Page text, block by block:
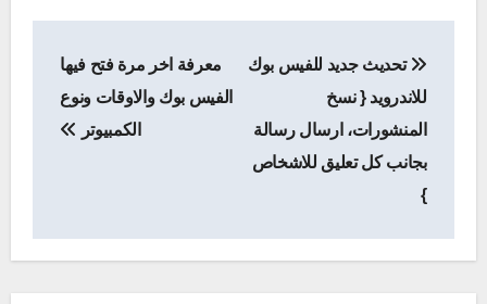
المقالات
تحديث جديد للفيس بوك
للاندرويد { نسخ
المنشورات، ارسال رسالة
بجانب كل تعليق للاشخاص
}
معرفة اخر مرة فتح فيها
الفيس بوك والاوقات ونوع
الكمبيوتر